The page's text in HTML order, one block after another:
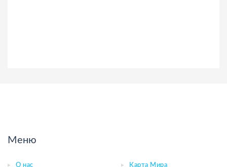
Меню
О нас Карта Мира